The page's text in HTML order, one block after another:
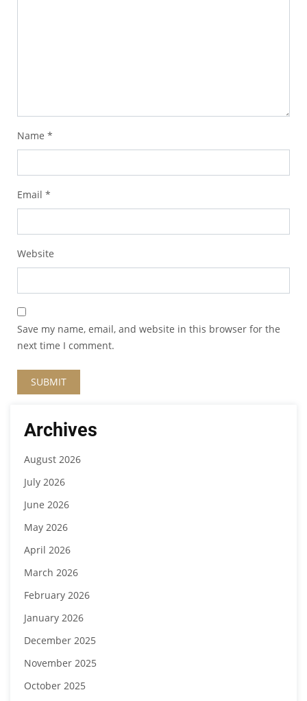
Name *
Email *
Website
Save my name, email, and website in this browser for the
next time I comment.
Archives
August 2026
July 2026
June 2026
May 2026
April 2026
March 2026
February 2026
January 2026
December 2025
November 2025
October 2025